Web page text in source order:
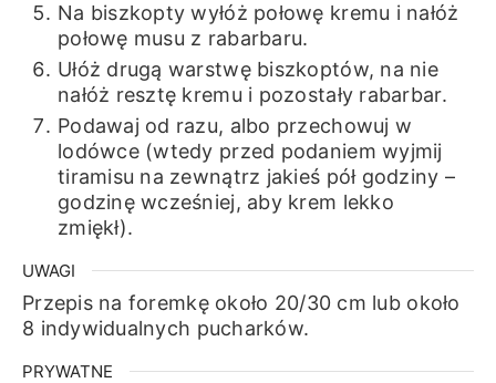
Na biszkopty wyłóż połowę kremu i nałóż
połowę musu z rabarbaru.
Ułóż drugą warstwę biszkoptów, na nie
nałóż resztę kremu i pozostały rabarbar.
Podawaj od razu, albo przechowuj w
lodówce (wtedy przed podaniem wyjmij
tiramisu na zewnątrz jakieś pół godziny –
godzinę wcześniej, aby krem lekko
zmiękł).
UWAGI
Przepis na foremkę około 20/30 cm lub około
8 indywidualnych pucharków.
PRYWATNE